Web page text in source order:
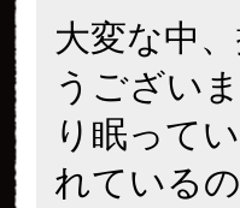
大変な中
うござい
り眠って
れている